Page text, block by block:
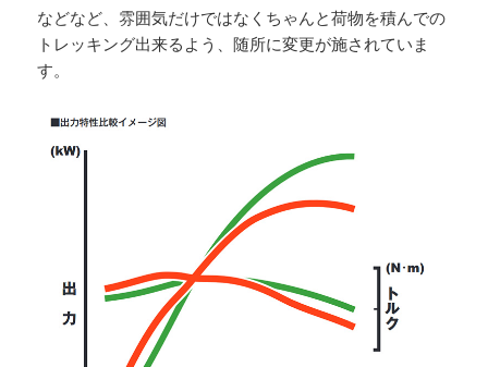
などなど、雰囲気だけではなくちゃんと荷物を積んでの
トレッキング出来るよう、随所に変更が施されていま
す。